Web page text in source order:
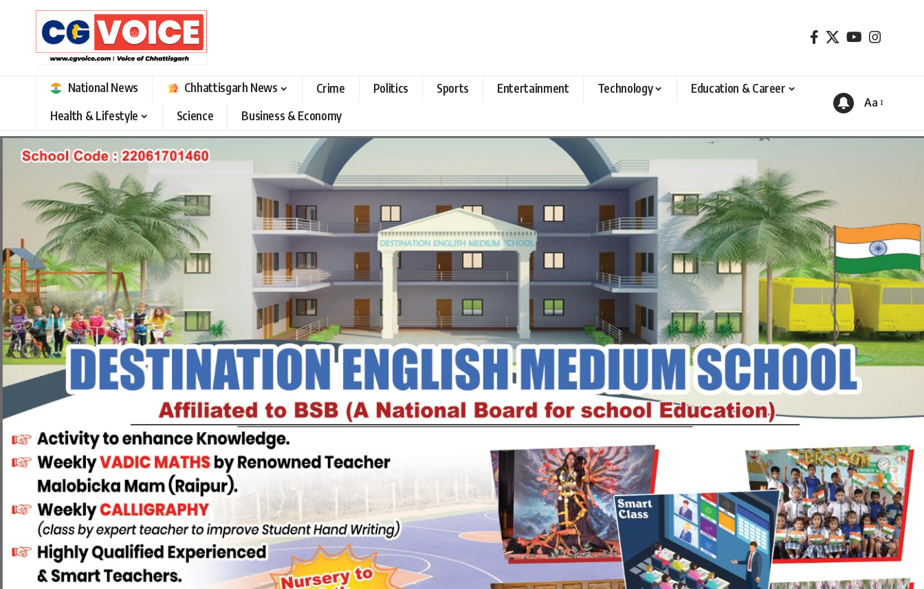
National News Chhattisgarh News Crime Politics Sports Entertainment Technology
Education & Career
Health & Lifestyle
Science Business & Economy
Font
Aa